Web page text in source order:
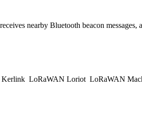
nearby Bluetooth beacon
Kerlink LoRaWAN Loriot LoRaWAN